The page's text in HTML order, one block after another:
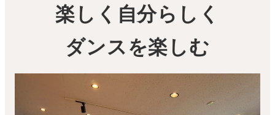
楽しく自分らしく
ダンスを楽しむ